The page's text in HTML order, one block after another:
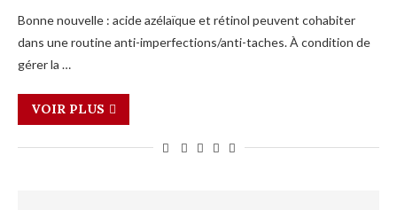
Bonne nouvelle : acide azélaïque et rétinol peuvent cohabiter
dans une routine anti-imperfections/anti-taches. À condition de
gérer la …
VOIR PLUS